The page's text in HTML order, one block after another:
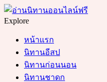
Menu
Search
Explore
หน้าแรก
นิทานอีสป
นิทานก่อนนอน
นิทานชาดก